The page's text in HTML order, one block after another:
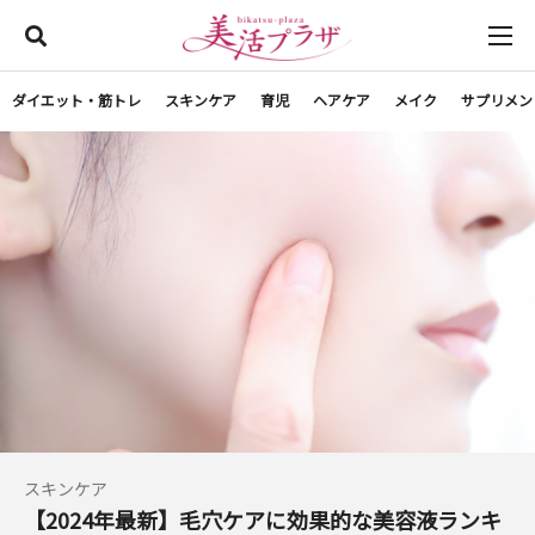
ダイエット・筋トレ スキンケア 育児 ヘアケア メイク サプリメ
スキンケア
【2024年最新】毛穴ケアに効果的な美容液ランキ